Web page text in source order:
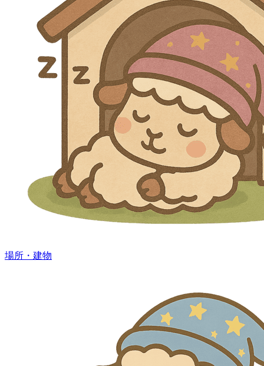
場所・建物